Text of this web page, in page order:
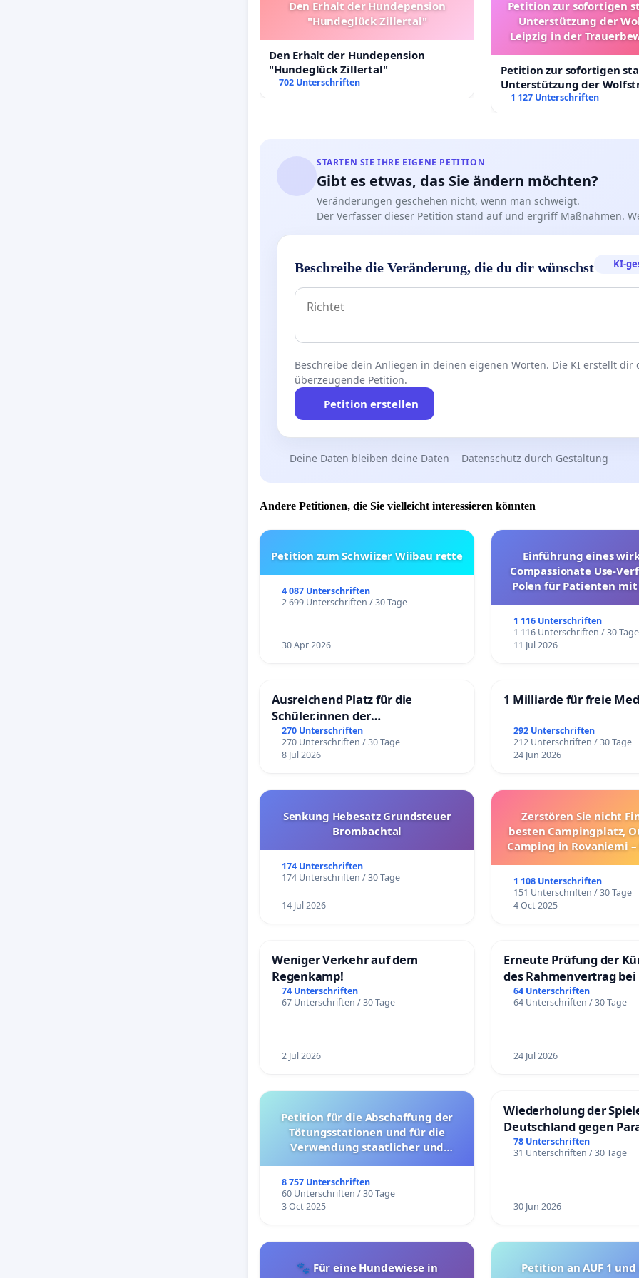
Den Erhalt der Hundepension
"Hundeglück Zillertal"
Den Erhalt der Hundepension
"Hundeglück Zillertal"
702 Unterschriften
Petition zur sofortigen
Unterstützung der
Leipzig in der
Petition zur sofortigen
Unterstützung der
Leipzig in der
1 127 Unterschriften
STARTEN SIE IHRE EIGENE PETITION
Gibt es etwas, das Sie ändern möchten?
Veränderungen geschehen nicht, wenn man schweigt.
Der Verfasser dieser Petition stand auf und ergriff Maßnahmen.
Beschreibe die Veränderung, die du dir wünschst KI-
Beschreibe dein Anliegen in deinen eigenen Worten. Die KI erstellt dir
überzeugende Petition.
Petition erstellen
Deine Daten bleiben deine Daten Datenschutz durch Gestaltung
Andere Petitionen, die Sie vielleicht interessieren könnten
Petition zum Schwiizer Wiibau rette
4 087 Unterschriften
2 699 Unterschriften / 30 Tage
30 Apr 2026
Einführung eines
Compassionate Use-
Polen für Patienten
1 116 Unterschriften
1 116 Unterschriften / 30 Tage
11 Jul 2026
Ausreichend Platz für die
Schüler.innen der
Schönbergschule
270 Unterschriften
270 Unterschriften / 30 Tage
8 Jul 2026
1 Milliarde für freie
292 Unterschriften
212 Unterschriften / 30 Tage
24 Jun 2026
Senkung Hebesatz Grundsteuer
Brombachtal
174 Unterschriften
174 Unterschriften / 30 Tage
14 Jul 2026
Zerstören Sie nicht
besten Campingplatz,
Camping in Rovaniemi –
1 108 Unterschriften
151 Unterschriften / 30 Tage
4 Oct 2025
Weniger Verkehr auf dem
Regenkamp!
74 Unterschriften
67 Unterschriften / 30 Tage
2 Jul 2026
Erneute Prüfung der
des Rahmenvertrag bei
Fahrwegdienste Gmbh
64 Unterschriften
64 Unterschriften / 30 Tage
24 Jul 2026
Petition für die Abschaffung der
Tötungsstationen und für die
Verwendung staatlicher und
8 757 Unterschriften
60 Unterschriften / 30 Tage
3 Oct 2025
Wiederholung der
Deutschland gegen
78 Unterschriften
31 Unterschriften / 30 Tage
30 Jun 2026
🐾 Für eine Hundewiese in
Petition an AUF 1